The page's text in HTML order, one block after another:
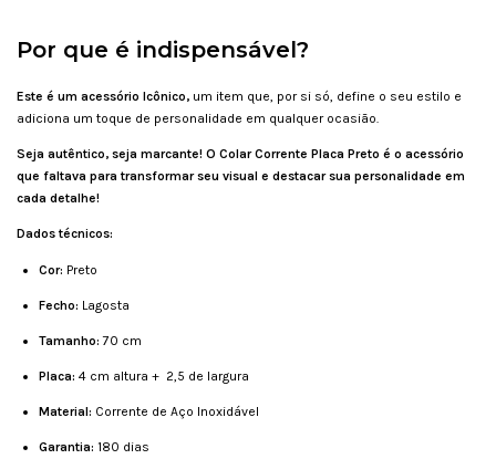
Por que é indispensável?
Este é um acessório Icônico, um item que, por si só, define o seu estilo e
adiciona um toque de personalidade em qualquer ocasião.
Seja autêntico, seja marcante! O Colar Corrente Placa Preto é o acessório
que faltava para transformar seu visual e destacar sua personalidade em
cada detalhe!
Dados técnicos:
Cor: Preto
Fecho: Lagosta
Tamanho: 70 cm
Placa: 4 cm altura + 2,5 de largura
Material: Corrente de Aço Inoxidável
Garantia: 180 dias